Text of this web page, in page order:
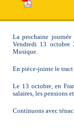
La prochaine
Vendredi 13 octobre
Musique.
En pièce-jointe le
Le 13 octobre, en
salaires, les pensions
Continuons avec